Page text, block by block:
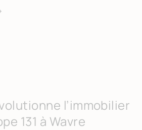
l’immobilier
131 à Wavre